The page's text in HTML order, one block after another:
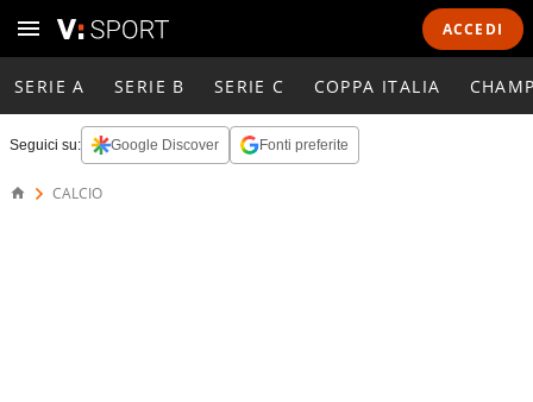
ACCEDI
SERIE A SERIE B SERIE C COPPA ITALIA
Seguici su: Google Discover Fonti preferite
CALCIO